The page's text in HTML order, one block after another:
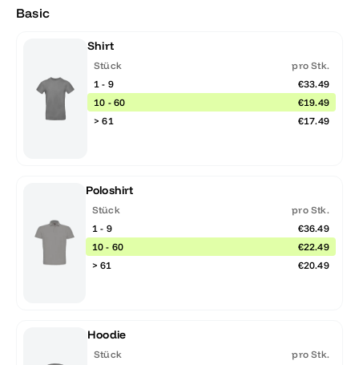
Basic
Shirt
Stück
pro Stk.
1 - 9
€33.49
10 - 60
€19.49
> 61
€17.49
Poloshirt
Stück
pro Stk.
1 - 9
€36.49
10 - 60
€22.49
> 61
€20.49
Hoodie
Stück
pro Stk.